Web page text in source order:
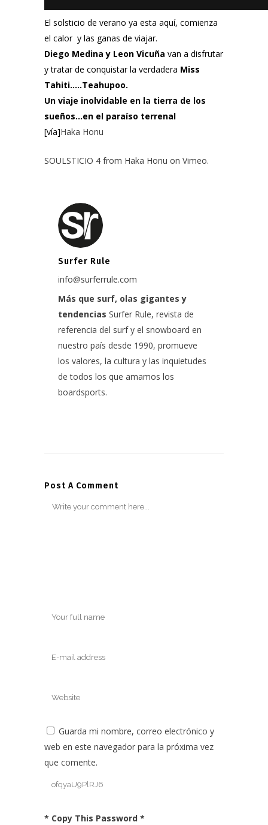
El solsticio de verano ya esta aquí, comienza
el calor y las ganas de viajar.
Diego Medina y Leon Vicuña van a disfrutar
y tratar de conquistar la verdadera Miss
Tahiti…..Teahupoo.
Un viaje inolvidable en la tierra de los
sueños…en el paraíso terrenal
[vía]Haka Honu
SOULSTICIO 4 from Haka Honu on Vimeo.
Surfer Rule
info@surferrule.com
Más que surf, olas gigantes y
tendencias Surfer Rule, revista de
referencia del surf y el snowboard en
nuestro país desde 1990, promueve
los valores, la cultura y las inquietudes
de todos los que amamos los
boardsports.
Post A Comment
Guarda mi nombre, correo electrónico y
web en este navegador para la próxima vez
que comente.
* Copy This Password *